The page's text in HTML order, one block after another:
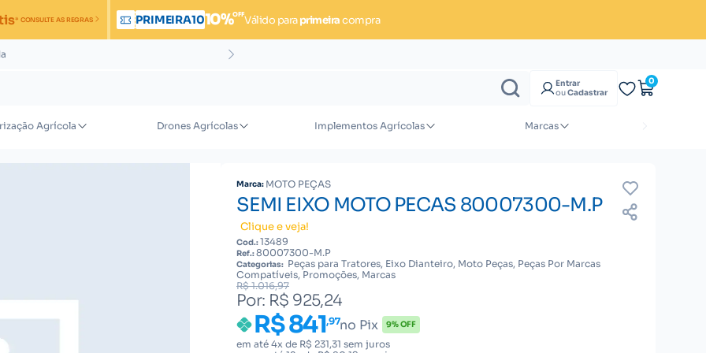
* CONSULTE AS REGRAS PRIMEIRA1010%OFFVálido paraprimeiracompra
Entrar
ouCadastrar
0
Agrícola Drones Agrícolas Implementos Agrícolas Marcas
Marca: MOTO PEÇAS
SEMI EIXO MOTO PECAS 80007300-M.P
Clique e veja!
Cod.:13489
Ref.:80007300-M.P
Categorias: Peças para Tratores, Eixo Dianteiro, Moto Peças, Peças Por Marcas
Compatíveis, Promoções, Marcas
R$ 1.016,97
Por: R$ 925,24
R$ 841,97no Pix 9% OFF
em até 4x de R$ 231,31 sem juros